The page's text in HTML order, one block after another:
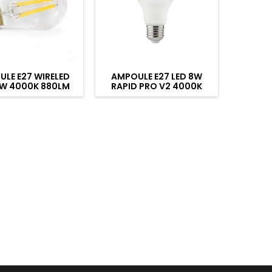
E27 WIRELED
4000K 880LM
AMPOULE E27 LED 8W
RAPID PRO V2 4000K
810LM